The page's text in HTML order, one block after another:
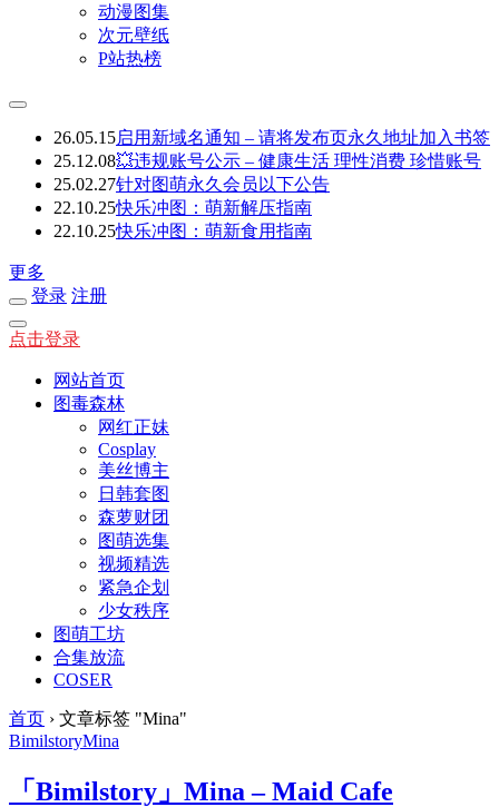
动漫图集
次元壁纸
P站热榜
26.05.15启用新域名通知 – 请将发布页永久地址加入书签
25.12.08💥违规账号公示 – 健康生活 理性消费 珍惜账号
25.02.27针对图萌永久会员以下公告
22.10.25快乐冲图：萌新解压指南
22.10.25快乐冲图：萌新食用指南
更多
登录 注册
点击登录
网站首页
图毒森林
网红正妹
Cosplay
美丝博主
日韩套图
森萝财团
图萌选集
视频精选
紧急企划
少女秩序
图萌工坊
合集放流
COSER
首页 › 文章标签 "Mina"
BimilstoryMina
「Bimilstory」Mina – Maid Cafe